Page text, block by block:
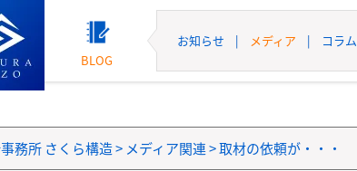
BLOG
お知らせ | メディア | コラム
務所 さくら構造> メディア関連>取材の依頼が・・・